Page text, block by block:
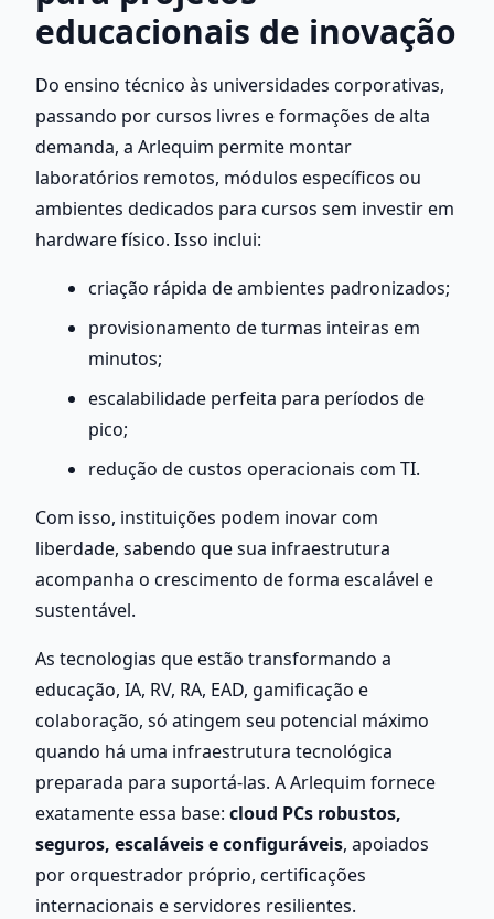
educacionais de inovação
Do ensino técnico às universidades corporativas,
passando por cursos livres e formações de alta
demanda, a Arlequim permite montar
laboratórios remotos, módulos específicos ou
ambientes dedicados para cursos sem investir em
hardware físico. Isso inclui:
criação rápida de ambientes padronizados;
provisionamento de turmas inteiras em
minutos;
escalabilidade perfeita para períodos de
pico;
redução de custos operacionais com TI.
Com isso, instituições podem inovar com
liberdade, sabendo que sua infraestrutura
acompanha o crescimento de forma escalável e
sustentável.
As tecnologias que estão transformando a
educação, IA, RV, RA, EAD, gamificação e
colaboração, só atingem seu potencial máximo
quando há uma infraestrutura tecnológica
preparada para suportá-las. A Arlequim fornece
exatamente essa base: cloud PCs robustos,
seguros, escaláveis e configuráveis, apoiados
por orquestrador próprio, certificações
internacionais e servidores resilientes.